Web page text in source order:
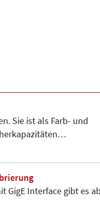
Sie ist als Farb- und
GigE Inter­face gibt es